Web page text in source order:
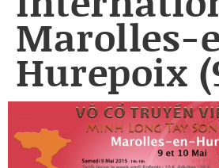
Marolles-
Hurepoix